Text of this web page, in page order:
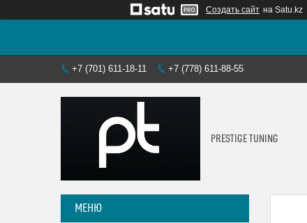
Создать сайт на Satu.kz
+7 (701) 611-18-11 +7 (778) 611-88-55
PRESTIGE TUNING